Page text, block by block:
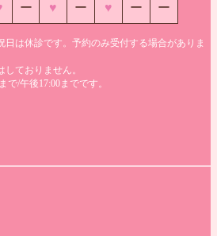
ー ♥ ー ♥ ー ー
日は休診です。予約のみ受付する場合がありま
ておりません。
で/午後17:00までです。